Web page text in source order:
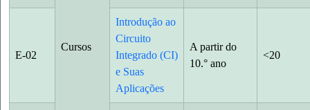
Cursos
E-02
Introdução ao
Circuito
Integrado (CI)
e Suas
Aplicações
A partir do
10.° ano
<20